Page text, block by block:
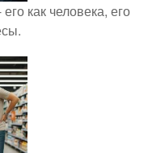
как человека, его